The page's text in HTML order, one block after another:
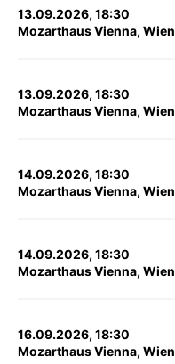
13.09.2026, 18:30
Mozarthaus Vienna, Wien
13.09.2026, 18:30
Mozarthaus Vienna, Wien
14.09.2026, 18:30
Mozarthaus Vienna, Wien
14.09.2026, 18:30
Mozarthaus Vienna, Wien
16.09.2026, 18:30
Mozarthaus Vienna, Wien